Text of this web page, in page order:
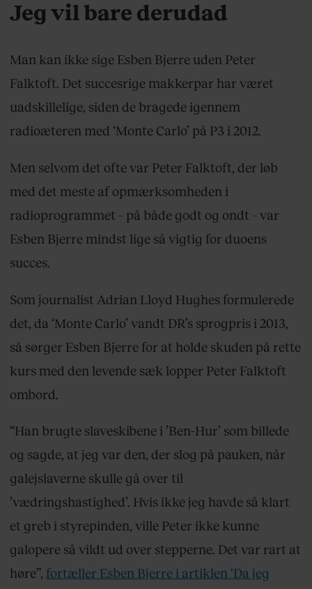
Jeg vil bare derudad
Man kan ikke sige Esben Bjerre uden Peter
Falktoft. Det succesrige makkerpar har været
uadskillelige, siden de bragede igennem
radioæteren med ‘Monte Carlo’ på P3 i 2012.
Men selvom det ofte var Peter Falktoft, der løb
med det meste af opmærksomheden i
radioprogrammet – på både godt og ondt – var
Esben Bjerre mindst lige så vigtig for duoens
succes.
Som journalist Adrian Lloyd Hughes formulerede
det, da ‘Monte Carlo’ vandt DR’s sprogpris i 2013,
så sørger Esben Bjerre for at holde skuden på rette
kurs med den levende sæk lopper Peter Falktoft
ombord.
“Han brugte slaveskibene i ’Ben-Hur’ som billede
og sagde, at jeg var den, der slog på pauken, når
galejslaverne skulle gå over til
’vædringshastighed’. Hvis ikke jeg havde så klart
et greb i styrepinden, ville Peter ikke kunne
galopere så vildt ud over stepperne. Det var rart at
høre”, fortæller Esben Bjerre i artiklen ‘Da jeg